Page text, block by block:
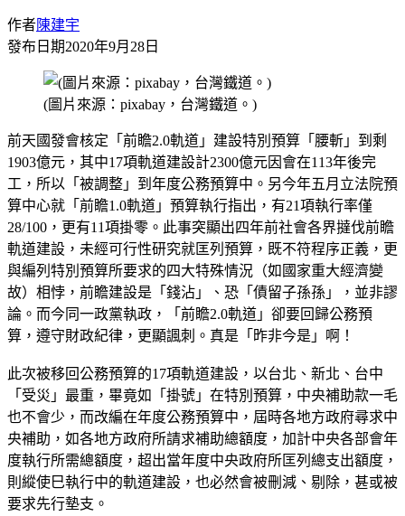
作者陳建宇
發布日期2020年9月28日
(圖片來源：pixabay，台灣鐵道。)
前天國發會核定「前瞻2.0軌道」建設特別預算「腰斬」到剩
1903億元，其中17項軌道建設計2300億元因會在113年後完
工，所以「被調整」到年度公務預算中。另今年五月立法院預
算中心就「前瞻1.0軌道」預算執行指出，有21項執行率僅
28/100，更有11項掛零。此事突顯出四年前社會各界撻伐前瞻
軌道建設，未經可行性研究就匡列預算，既不符程序正義，更
與編列特別預算所要求的四大特殊情況（如國家重大經濟變
故）相悖，前瞻建設是「錢沾」、恐「債留子孫孫」，並非謬
論。而今同一政黨執政，「前瞻2.0軌道」卻要回歸公務預
算，遵守財政紀律，更顯諷刺。真是「昨非今是」啊！
此次被移回公務預算的17項軌道建設，以台北、新北、台中
「受災」最重，畢竟如「掛號」在特別預算，中央補助款一毛
也不會少，而改編在年度公務預算中，屆時各地方政府尋求中
央補助，如各地方政府所請求補助總額度，加計中央各部會年
度執行所需總額度，超出當年度中央政府所匡列總支出額度，
則縱使巳執行中的軌道建設，也必然會被刪減、剔除，甚或被
要求先行墊支。